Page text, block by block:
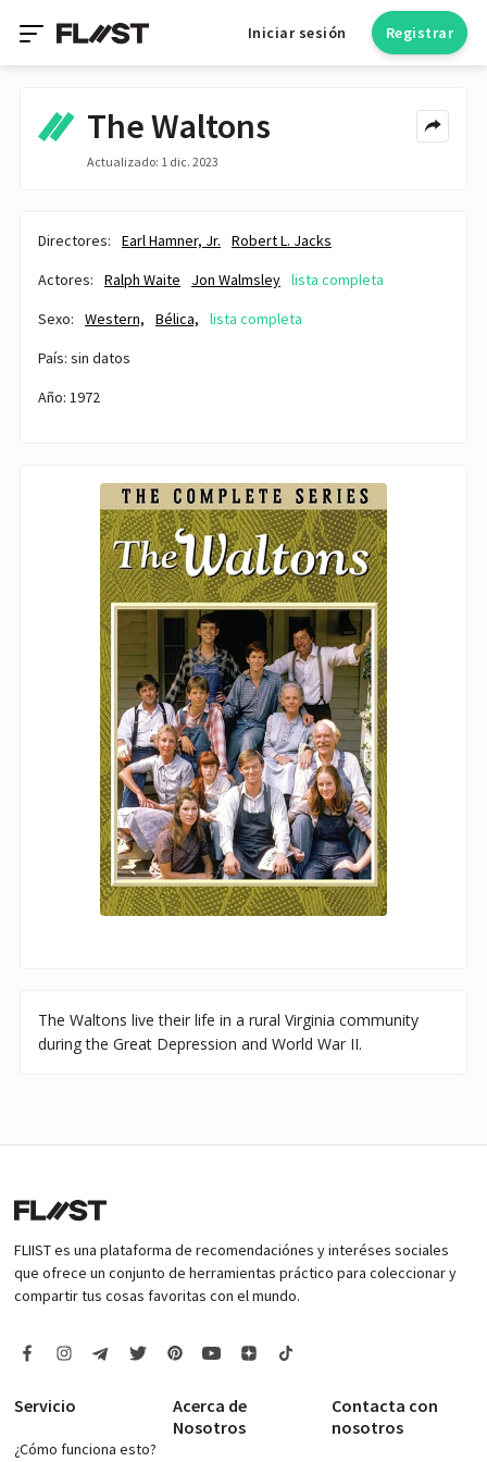
Iniciar sesión Registrar
The Waltons
Actualizado: 1 dic. 2023
Directores: Earl Hamner, Jr.
Robert L. Jacks
Actores:
Ralph Waite Jon Walmsley lista completa
Sexo:
Western, Bélica,
lista completa
País: sin datos
Año: 1972
The Waltons live their life in a rural Virginia community
during the Great Depression and World War II.
FLIIST es una plataforma de recomendaciónes y interéses sociales
que ofrece un conjunto de herramientas práctico para coleccionar y
compartir tus cosas favoritas con el mundo.
Servicio
¿Cómo funciona esto?
Acerca de
Nosotros
Contacta con
nosotros